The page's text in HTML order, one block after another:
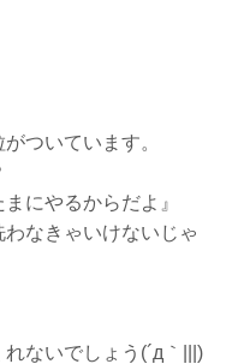
ついています。
にやるからだよ』
なきゃいけないじゃ
ないでしょう(´д｀|||)